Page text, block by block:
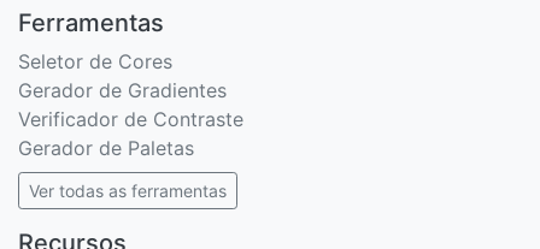
Ferramentas
Seletor de Cores
Gerador de Gradientes
Verificador de Contraste
Gerador de Paletas
Ver todas as ferramentas
Recursos